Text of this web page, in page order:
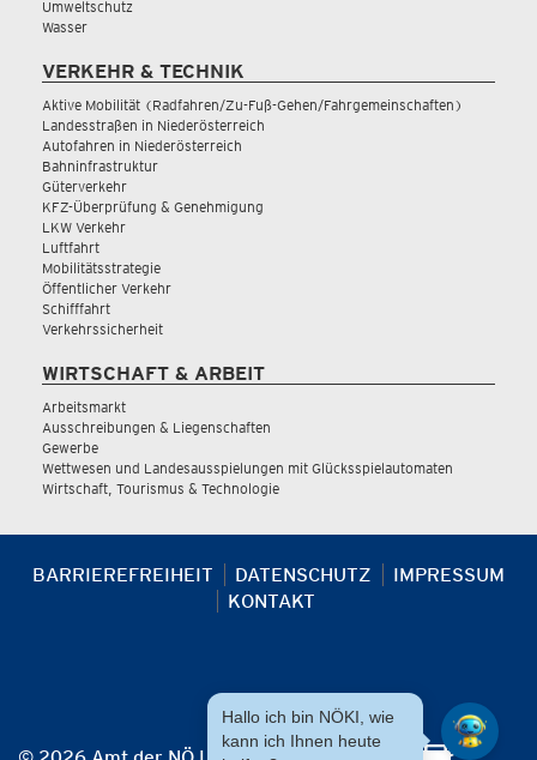
Umweltschutz
Wasser
VERKEHR & TECHNIK
Aktive Mobilität (Radfahren/Zu-Fuß-Gehen/Fahrgemeinschaften)
Landesstraßen in Niederösterreich
Autofahren in Niederösterreich
Bahninfrastruktur
Güterverkehr
KFZ-Überprüfung & Genehmigung
LKW Verkehr
Luftfahrt
Mobilitätsstrategie
Öffentlicher Verkehr
Schifffahrt
Verkehrssicherheit
WIRTSCHAFT & ARBEIT
Arbeitsmarkt
Ausschreibungen & Liegenschaften
Gewerbe
Wettwesen und Landesausspielungen mit Glücksspielautomaten
Wirtschaft, Tourismus & Technologie
BARRIEREFREIHEIT DATENSCHUTZ
IMPRESSUM
KONTAKT
Hallo ich bin NÖKI, wie
kann ich Ihnen heute